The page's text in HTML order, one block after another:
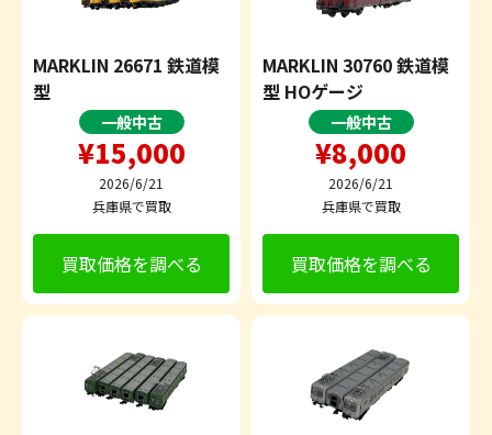
MARKLIN 26671 鉄道模
型
一般中古
¥15,000
2026/6/21
兵庫県で買取
買取価格を調べる
MARKLIN 30760 鉄道模
型 HOゲージ
一般中古
¥8,000
2026/6/21
兵庫県で買取
買取価格を調べる